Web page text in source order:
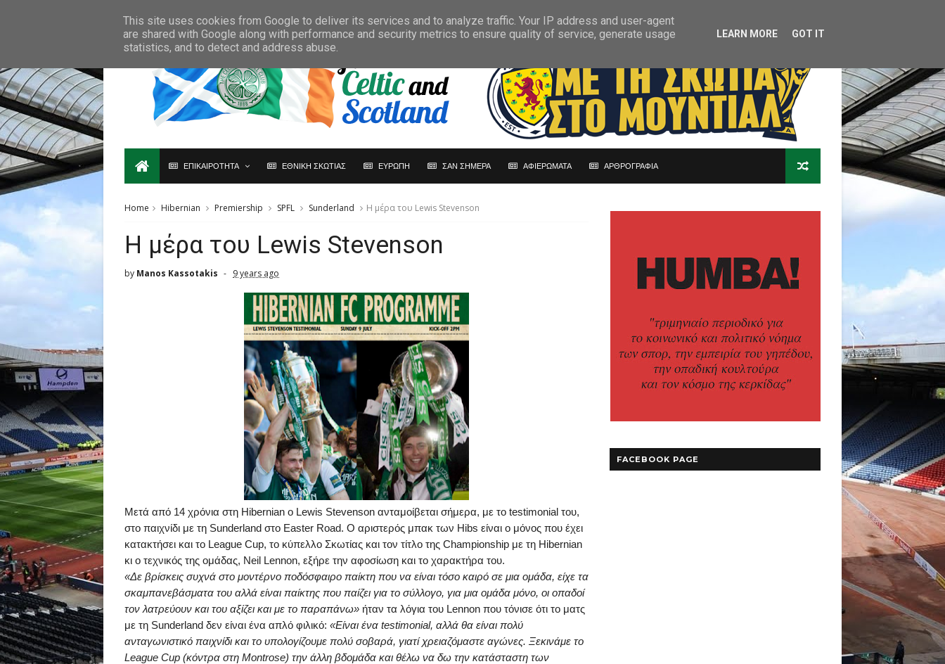
ΕΠΙΚΑΙΡΟΤΗΤΑ ΕΘΝΙΚΗ ΣΚΩΤΙΑΣ ΕΥΡΩΠΗ ΣΑΝ ΣΗΜΕΡΑ ΑΦΙΕΡΩΜΑΤΑ ΑΡΘΡΟΓΡΑΦΙΑ
Home Hibernian Premiership SPFL Sunderland H μέρα του Lewis Stevenson
H μέρα του Lewis Stevenson
by Manos Kassotakis 9 years ago
Mετά από 14 χρόνια στη Hibernian o Lewis Stevenson ανταμοίβεται σήμερα, με το testimonial του,
στο παιχνίδι με τη Sunderland στο Easter Road. O αριστερός μπακ των Hibs είναι ο μόνος που έχει
κατακτήσει και το League Cup, το κύπελλο Σκωτίας και τον τίτλο της Championship με τη Hibernian
κι ο τεχνικός της ομάδας, Neil Lennon, εξήρε την αφοσίωση και το χαρακτήρα του.
«Δε βρίσκεις συχνά στο μοντέρνο ποδόσφαιρο παίκτη που να είναι τόσο καιρό σε μια ομάδα, είχε τα
σκαμπανεβάσματα του αλλά είναι παίκτης που παίζει για το σύλλογο, για μια ομάδα μόνο, οι οπαδοί
τον λατρεύουν και του αξίζει και με το παραπάνω» ήταν τα λόγια του Lennon που τόνισε ότι το ματς
με τη Sunderland δεν είναι ένα απλό φιλικό: «Είναι ένα testimonial, αλλά θα είναι πολύ
ανταγωνιστικό παιχνίδι και το υπολογίζουμε πολύ σοβαρά, γιατί χρειαζόμαστε αγώνες. Ξεκινάμε το
League Cup (κόντρα στη Montrose) την άλλη βδομάδα και θέλω να δω την κατάσταστη των
FACEBOOK PAGE
This site uses cookies from Google to deliver its services and to analyze traffic. Your IP address and user-agent
are shared with Google along with performance and security metrics to ensure quality of service, generate usage
statistics, and to detect and address abuse.
LEARN MORE GOT IT